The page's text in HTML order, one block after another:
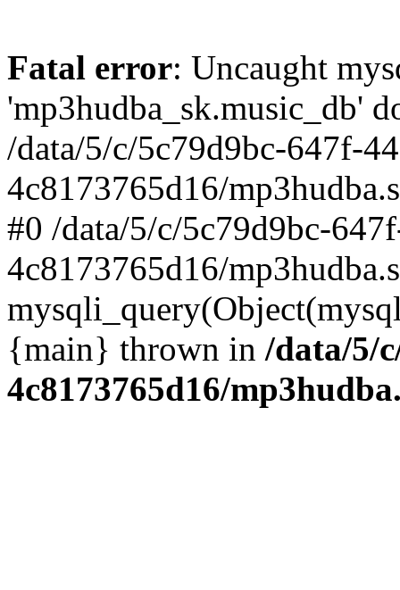
Fatal error: Uncaught
'mp3hudba_sk.music_db'
/data/5/c/5c79d9bc-647f-
4c8173765d16/
#0 /data/5/c/5c79d9bc-
4c8173765d16/
{main} thrown in /data/5/
4c8173765d16/